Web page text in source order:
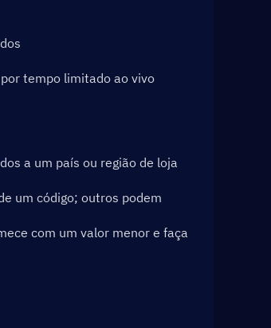
tempo limitado ao vivo
a um país ou região de loja
um código; outros podem
com um valor menor e faça